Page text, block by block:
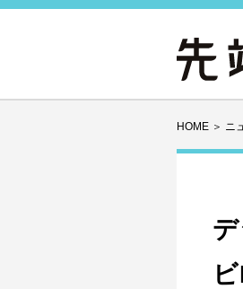
HOME ＞ ニ